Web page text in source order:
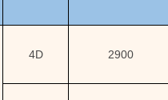
4D 2900